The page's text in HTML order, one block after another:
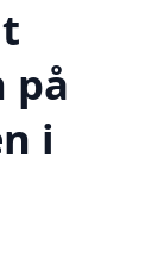
på
i